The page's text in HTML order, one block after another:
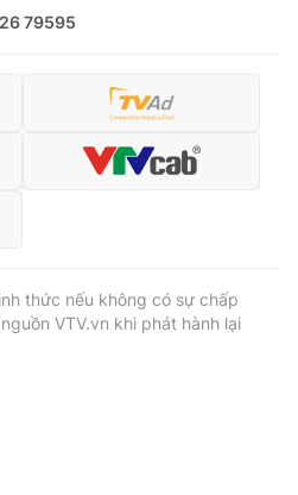
79595
thức nếu không có sự chấp
VTV.vn khi phát hành lại